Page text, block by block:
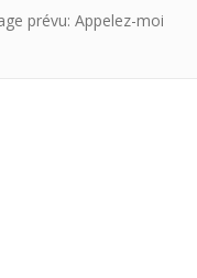
prévu: Appelez-moi